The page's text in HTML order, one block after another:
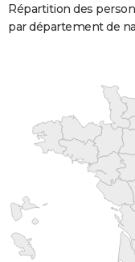
Répartition des
par département de